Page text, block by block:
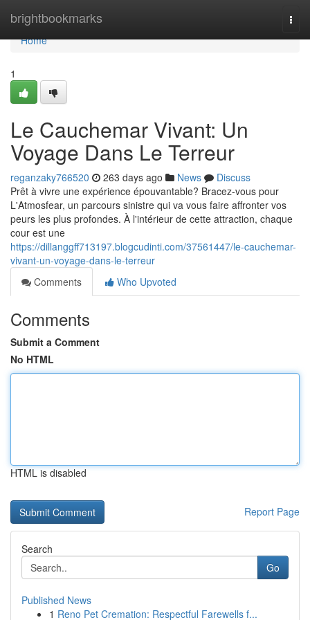
brightbookmarks
Home
Home
1
Le Cauchemar Vivant: Un
Voyage Dans Le Terreur
reganzaky766520 263 days ago News
Discuss
Prêt à vivre une expérience épouvantable? Bracez-vous pour
L'Atmosfear, un parcours sinistre qui va vous faire affronter vos
peurs les plus profondes. À l'intérieur de cette attraction, chaque
cour est une
https://dillanggff713197.blogcudinti.com/37561447/le-cauchemar-
vivant-un-voyage-dans-le-terreur
Comments
Who Upvoted
Comments
Submit a Comment
No HTML
HTML is disabled
Report Page
Search
Go
Published News
1 Reno Pet Cremation: Respectful Farewells f...